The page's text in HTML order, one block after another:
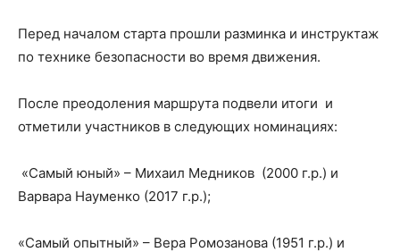
Перед началом старта прошли разминка и инструктаж
по технике безопасности во время движения.
После преодоления маршрута подвели итоги и
отметили участников в следующих номинациях:
«Самый юный» – Михаил Медников (2000 г.р.) и
Варвара Науменко (2017 г.р.);
«Самый опытный» – Вера Ромозанова (1951 г.р.) и